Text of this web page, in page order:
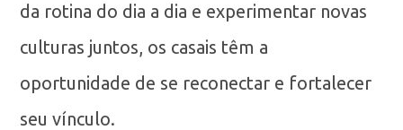
da rotina do dia a dia e experimentar novas
culturas juntos, os casais têm a
oportunidade de se reconectar e fortalecer
seu vínculo.